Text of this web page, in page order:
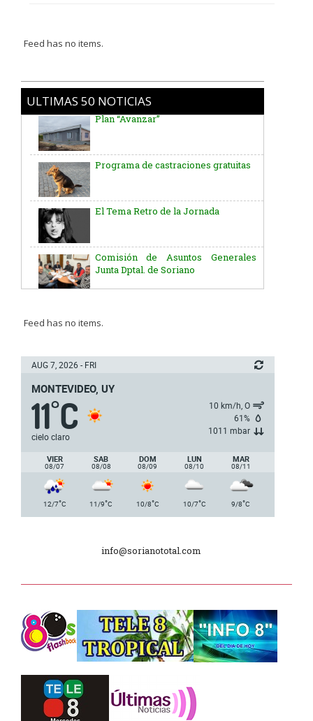
Feed has no items.
ULTIMAS 50 NOTICIAS
Programa de castraciones gratuitas
El Tema Retro de la Jornada
Comisión de Asuntos Generales
Aniversario del Natalicio del Gral.
José G. Artigas
Junta Dptal. de Soriano
5ª y 6ª fecha de los campeonatos
nacionales de AUVO
Plan de Regularización de Adeudos
2025
Dpto. de Higiene de la Intendencia.
Tele 8 Tropical – bloque 01
Tele 8 Tropical – bloque 02
Feed has no items.
AUG 7, 2026 - FRI
MONTEVIDEO, UY
11°C
cielo claro
10 km/h, O
61%
1011 mbar
VIER
08/07
SAB
08/08
DOM
08/09
LUN
08/10
MAR
08/11
12/7°C 11/9°C 10/8°C 10/7°C 9/8°C
info@sorianototal.com